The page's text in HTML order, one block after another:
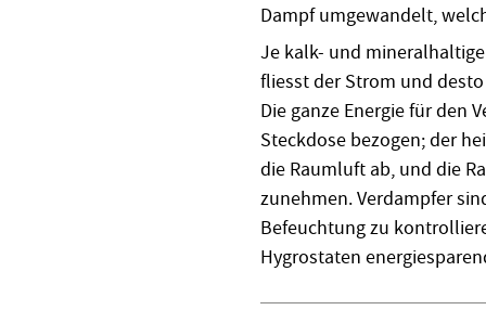
Dampf umgewandelt,
Je kalk- und
fliesst der Strom und
Die ganze Energie für den
Steckdose bezogen; der
die Raumluft ab, und die
zunehmen. Verdampfer
Befeuchtung zu
Hygrostaten